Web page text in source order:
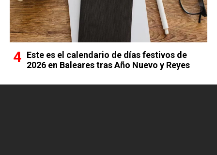
Este es el calendario de días festivos de
2026 en Baleares tras Año Nuevo y Reyes